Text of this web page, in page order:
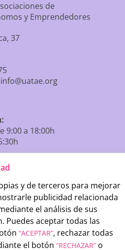
y de terceros para mejorar
publicidad relacionada
el análisis de sus
Puedes aceptar todas las
“ACEPTAR”, rechazar todas
el botón “RECHAZAR” o
de
y Emprendedores
37
9:00 a 18:00h